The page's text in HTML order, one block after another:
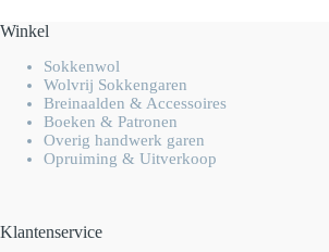
Winkel
Sokkenwol
Wolvrij Sokkengaren
Breinaalden & Accessoires
Boeken & Patronen
Overig handwerk garen
Opruiming & Uitverkoop
Klantenservice